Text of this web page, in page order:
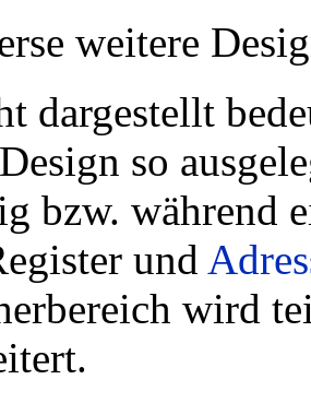
weitere
dargestellt
so
bzw. während
und
wird